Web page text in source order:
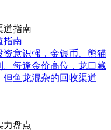
指南
意识强，金银币、熊猫
每逢金价高位，龙口藏
鱼龙混杂的回收渠道